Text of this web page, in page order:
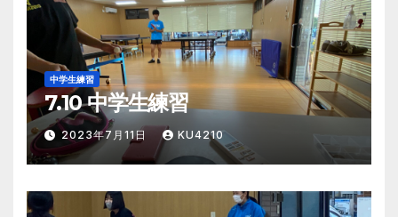
中学生練習
7.10 中学生練習
2023年7月11日 KU4210